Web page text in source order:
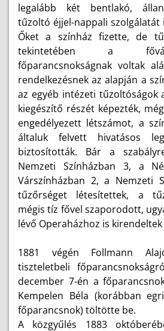
legalább két bentlakó,
tűzoltó éjjel-nappali szolgálatát
Őket a színház fizette, de
tekintetében a
főparancsnokságnak voltak
rendelkezésnek az alapján a
az egyéb intézeti tűzoltóságok
kiegészítő részét képezték,
engedélyezett létszámot, a
általuk felvett hivatásos
biztosították. Bár a
Nemzeti Színházban 3, a
Várszínházban 2, a Nemzeti
tűzőrséget létesítettek, a
mégis tíz fővel szaporodott,
lévő Operaházhoz is
1881 végén Follmann
tiszteletbeli
december 7-én a
Kempelen Béla (korábban
főparancsnok) töltötte be.
A közgyűlés 1883